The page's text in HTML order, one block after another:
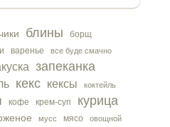
блины борщ
варенье все буде смачно
запеканка
кекс кексы коктейль
кофе крем-суп курица
мусс мясо
овощной